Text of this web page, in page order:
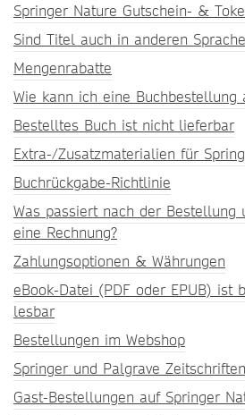
Springer Nature Gutschein- &
Sind Titel auch in anderen
Mengenrabatte
Wie kann ich eine Buchbestellung
Bestelltes Buch ist nicht lieferbar
Extra-/Zusatzmaterialien für
Buchrückgabe-Richtlinie
Was passiert nach der Bestellung
eine Rechnung?
Zahlungsoptionen & Währungen
eBook-Datei (PDF oder EPUB) ist
lesbar
Bestellungen im Webshop
Springer und Palgrave
Gast-Bestellungen auf Springer